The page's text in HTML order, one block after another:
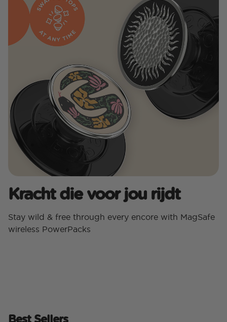
Kracht die voor jou rijdt
Stay wild & free through every encore with MagSafe
wireless PowerPacks
Best Sellers